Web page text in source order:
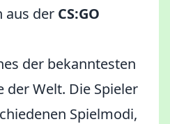
aus der CS:GO
der bekanntesten
der Welt. Die Spieler
Spielmodi,